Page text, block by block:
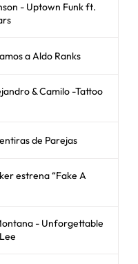
- Uptown Funk ft.
a Aldo Ranks
& Camilo -Tattoo
de Parejas
estrena “Fake A
- Unforgettable